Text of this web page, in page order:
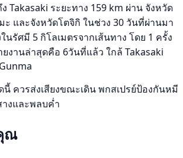
Takasaki ระยะทาง 159 km ผ่าน จังหวัด
ะ และจังหวัดโตจิกิ ในช่วง 30 วันที่ผ่านมา
นรัศมี 5 กิโลเมตรจากเส้นทาง โดย 1 ครั้ง
งานล่าสุดคือ 6วันที่แล้ว ใกล้ Takasaki
ควรส่งเสียงขณะเดิน พกสเปรย์ป้องกันหมี
างและพลบค่ำ
ณ